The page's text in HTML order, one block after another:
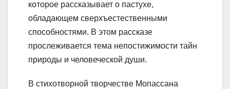
которое рассказывает о пастухе,
обладающем сверхъестественными
способностями. В этом рассказе
прослеживается тема непостижимости тайн
природы и человеческой души.
В стихотворной творчестве Мопассана